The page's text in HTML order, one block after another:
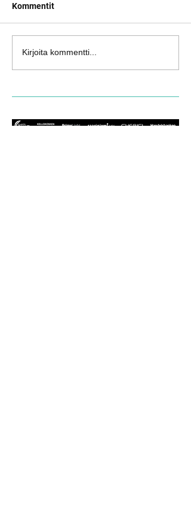
Kommentit
Kirjoita kommentti...